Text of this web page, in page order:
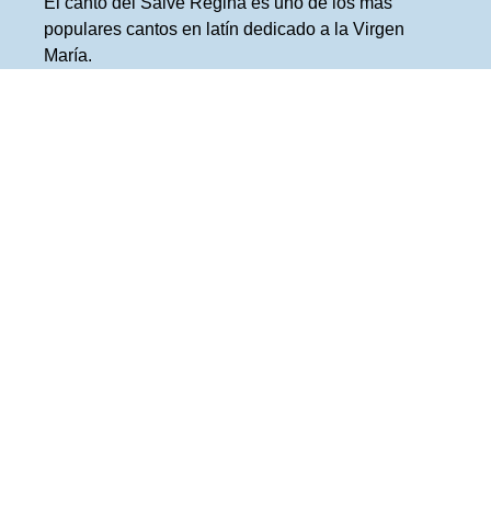
populares cantos en latín dedicado a la Virgen
María.